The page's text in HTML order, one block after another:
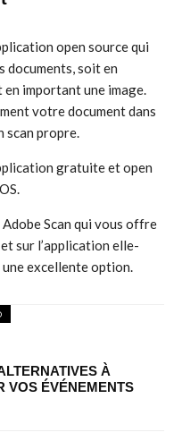
open source qui
documents, soit en
important une image.
votre document dans
scan propre.
gratuite et open
Scan qui vous offre
sur l’application elle-
une excellente option.
À
VOS ÉVÉNEMENTS